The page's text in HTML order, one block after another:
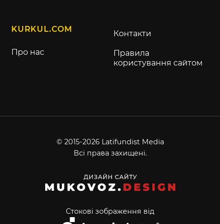
KURKUL.COM
Про нас
Контакти
Правила
користування сайтом
© 2015-2026 Latifundist Media
Всі права захищені.
Стокові зображення від